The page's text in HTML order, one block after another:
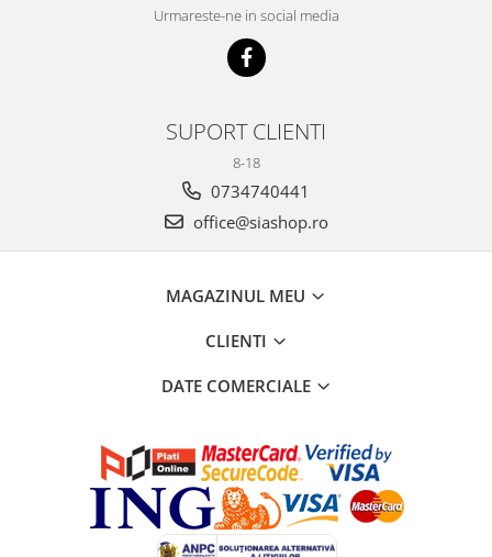
Urmareste-ne in social media
SUPORT CLIENTI
8-18
0734740441
office@siashop.ro
MAGAZINUL MEU
CLIENTI
DATE COMERCIALE